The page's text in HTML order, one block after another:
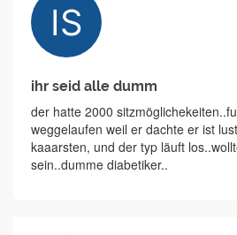
ihr seid alle dumm
der hatte 2000
weggelaufen weil er dachte er ist
kaaarsten, und der typ läuft
sein..dumme diabetiker..